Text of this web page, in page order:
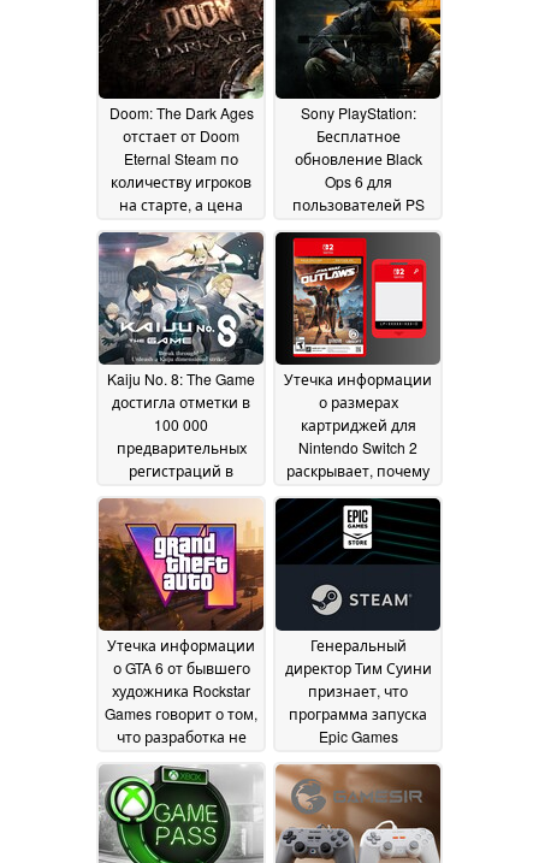
Doom: The Dark Ages
отстает от Doom
Eternal Steam по
количеству игроков
на старте, а цена
вызывает
беспокойство17 May
2025
Sony PlayStation:
Бесплатное
обновление Black
Ops 6 для
пользователей PS
Plus и Game Pass до
полуночи13 May 2025
Kaiju No. 8: The Game
достигла отметки в
100 000
предварительных
регистраций в
преддверии запуска
в августе12 May 2025
Утечка информации
о размерах
картриджей для
Nintendo Switch 2
раскрывает, почему
предпочтение
отдается картам
Game-Key12 May 2025
Утечка информации
о GTA 6 от бывшего
художника Rockstar
Games говорит о том,
что разработка не
активизировалась
до 2018 года11 May
2025
Генеральный
директор Тим Суини
признает, что
программа запуска
Epic Games
неуклюжа по
сравнению с
конкурентом Steam,
но имеет свои
преимущества11 May